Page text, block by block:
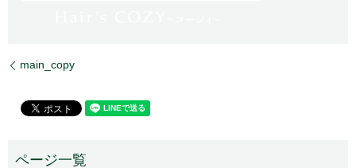
main_copy